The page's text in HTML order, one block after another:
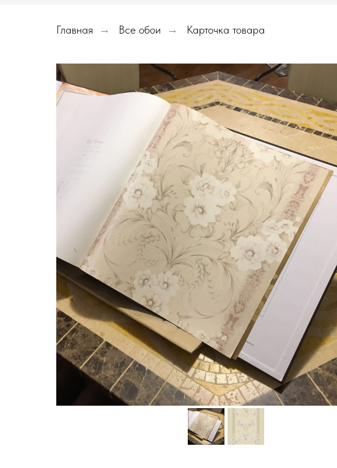
Главная → Все обои → Карточка товара